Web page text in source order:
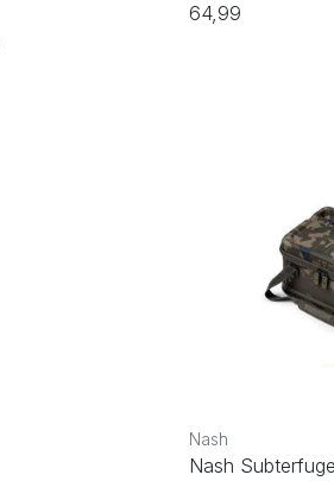
64,99
Nash
Nash